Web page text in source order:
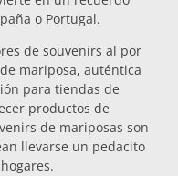
o Portugal.
de souvenirs al por
mariposa, auténtica
para tiendas de
productos de
de mariposas son
llevarse un pedacito